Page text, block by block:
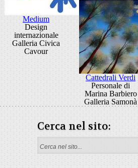
Medium
Design
internazionale
Galleria Civica
Cavour
Cattedrali Verdi
Personale di
Marina Barbiero
Galleria Samonà
Cerca nel sito:
Form di ricerca